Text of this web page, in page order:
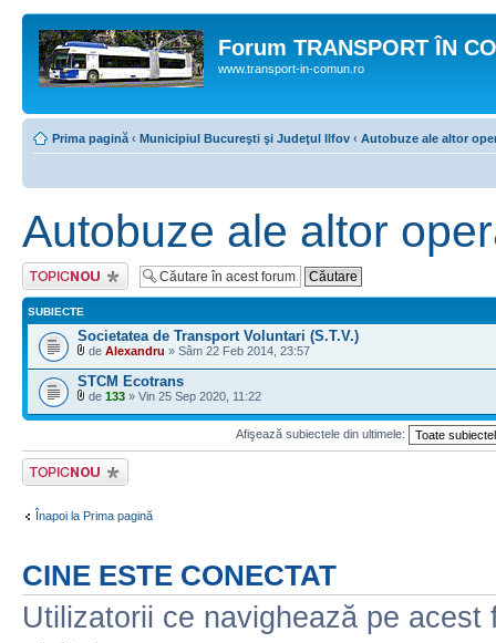
Forum TRANSPORT ÎN
www.transport-in-comun.ro
Prima pagină ‹ Municipiul Bucureşti şi Judeţul Ilfov ‹ Autobuze ale altor
Autobuze ale altor
Scrie un subiect
nou
SUBIECTE
Societatea de Transport Voluntari (S.T.V.)
de Alexandru » Sâm 22 Feb 2014, 23:57
STCM Ecotrans
de 133 » Vin 25 Sep 2020, 11:22
Afişează subiectele din ultimele:
Scrie un subiect
nou
Înapoi la Prima pagină
CINE ESTE CONECTAT
Utilizatorii ce navighează pe